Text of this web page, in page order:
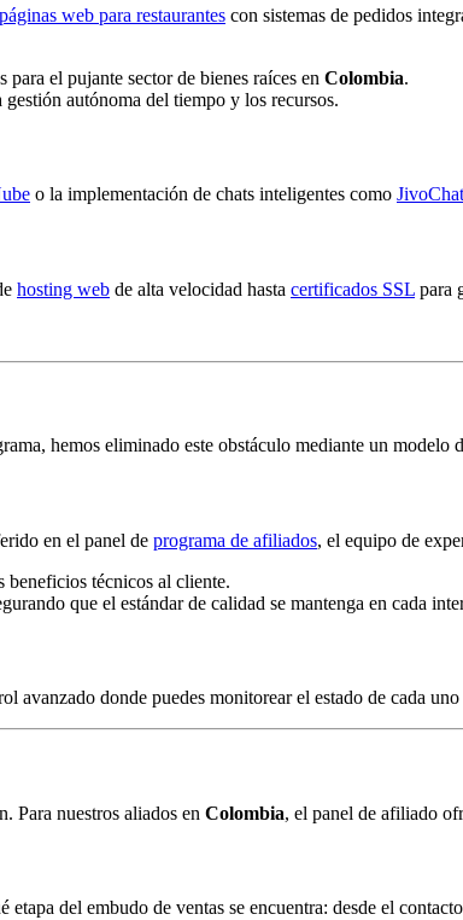
páginas web para restaurantes con sistemas de pedidos
el pujante sector de bienes raíces en Colombia.
autónoma del tiempo y los recursos.
o la implementación de chats inteligentes como JivoChat
hosting web de alta velocidad hasta certificados SSL para
hemos eliminado este obstáculo mediante un modelo
en el panel de programa de afiliados, el equipo de
beneficios técnicos al cliente.
que el estándar de calidad se mantenga en cada
donde puedes monitorear el estado de cada
Para nuestros aliados en Colombia, el panel de afiliado
etapa del embudo de ventas se encuentra: desde el